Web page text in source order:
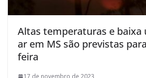
Altas temperaturas e baixa
ar em MS são previstas
feira